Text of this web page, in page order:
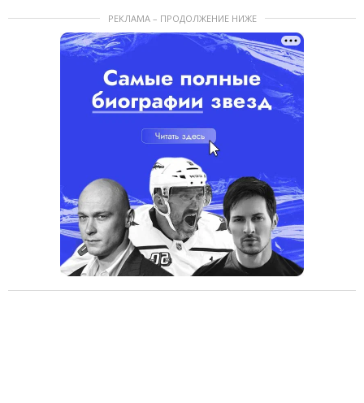
РЕКЛАМА – ПРОДОЛЖЕНИЕ НИЖЕ